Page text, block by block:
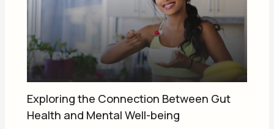
Exploring the Connection Between Gut
Health and Mental Well-being